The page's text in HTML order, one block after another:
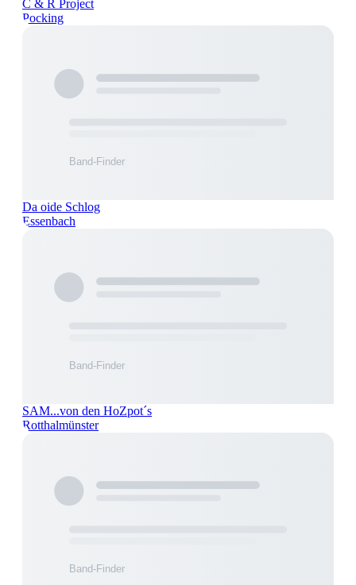
C & R Project
Pocking
Da oide Schlog
Essenbach
SAM...von den HoZpot´s
Rotthalmünster